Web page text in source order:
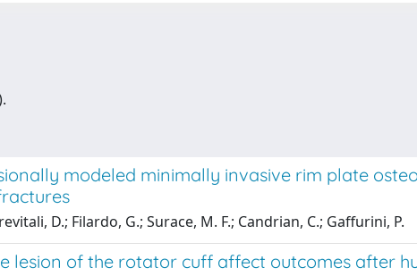
modeled minimally invasive rim plate
D.; Filardo, G.; Surace, M. F.; Candrian, C.; Gaffurini, P.
lesion of the rotator cuff affect outcomes after